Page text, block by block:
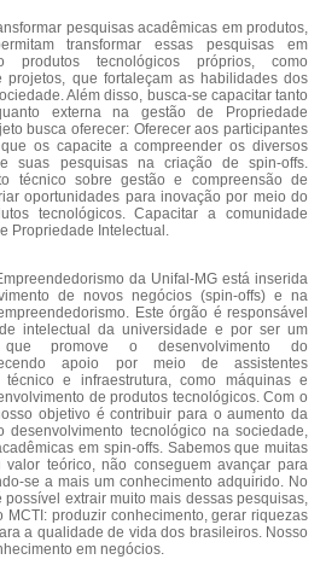
pesquisas acadêmicas em produtos,
transformar essas pesquisas em
produtos tecnológicos próprios, como
projetos, que fortaleçam as habilidades dos
Além disso, busca-se capacitar tanto
externa na gestão de Propriedade
busca oferecer: Oferecer aos participantes
os capacite a compreender os diversos
suas pesquisas na criação de spin-offs.
técnico sobre gestão e compreensão de
oportunidades para inovação por meio do
tecnológicos. Capacitar a comunidade
Propriedade Intelectual.
da Unifal-MG está inserida
de novos negócios (spin-offs) e na
Este órgão é responsável
intelectual da universidade e por ser um
que promove o desenvolvimento do
apoio por meio de assistentes
técnico e infraestrutura, como máquinas e
de produtos tecnológicos. Com o
objetivo é contribuir para o aumento da
tecnológico na sociedade,
em spin-offs. Sabemos que muitas
teórico, não conseguem avançar para
se a mais um conhecimento adquirido. No
extrair muito mais dessas pesquisas,
produzir conhecimento, gerar riquezas
a qualidade de vida dos brasileiros. Nosso
em negócios.